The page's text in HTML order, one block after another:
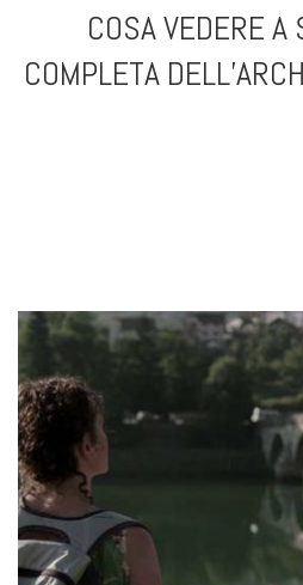
COSA VEDERE A
COMPLETA